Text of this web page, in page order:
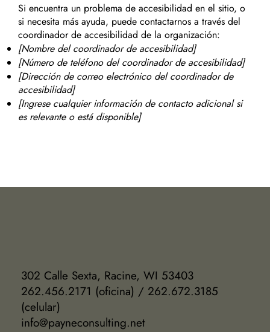
Si encuentra un problema de accesibilidad en el sitio, o
si necesita más ayuda, puede contactarnos a través del
coordinador de accesibilidad de la organización:
[Nombre del coordinador de accesibilidad]
[Número de teléfono del coordinador de accesibilidad]
[Dirección de correo electrónico del coordinador de
accesibilidad]
[Ingrese cualquier información de contacto adicional si
es relevante o está disponible]
302 Calle Sexta, Racine, WI 53403
262.456.2171 (oficina) / 262.672.3185
(celular)
info@payneconsulting.net